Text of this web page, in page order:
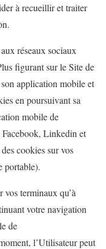
à recueillir et traiter
réseaux sociaux
figurant sur le Site de
application mobile et
en poursuivant sa
mobile de
Linkedin et
cookies sur vos
portable).
vos terminaux qu’à
votre navigation
de
l’Utilisateur peut